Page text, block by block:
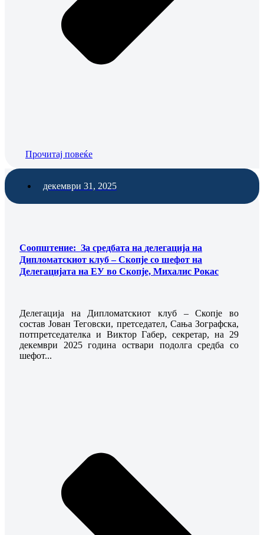
Прочитај повеќе
декември 31, 2025
Соопштение: За средбата на делегација на
Дипломатскиот клуб – Скопје со шефот на
Делегацијата на ЕУ во Скопје, Михалис Рокас
Делегација на Дипломатскиот клуб – Скопје во
состав Јован Теговски, претседател, Сања Зографска,
потпретседателка и Виктор Габер, секретар, на 29
декември 2025 година оствари подолга средба со
шефот...